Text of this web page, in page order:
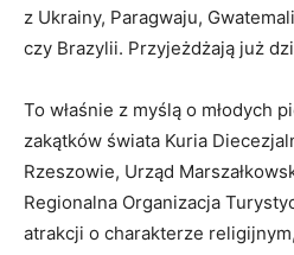
z Ukrainy, Paragwaju,
czy Brazylii. Przyjeżdżają już
To właśnie z myślą o młodych
zakątków świata Kuria
Rzeszowie, Urząd
Regionalna Organizacja
atrakcji o charakterze